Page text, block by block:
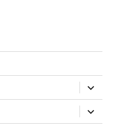
expand
child
menu
expand
child
menu